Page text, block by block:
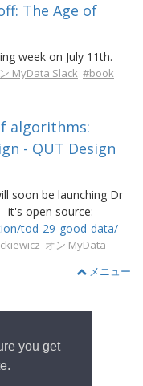
you get
The Age of
week on July 11th.
MyData Slack #book
algorithms:
- QUT Design
soon be launching Dr
it's open source:
tod-29-good-data/
オン MyData
メニュー